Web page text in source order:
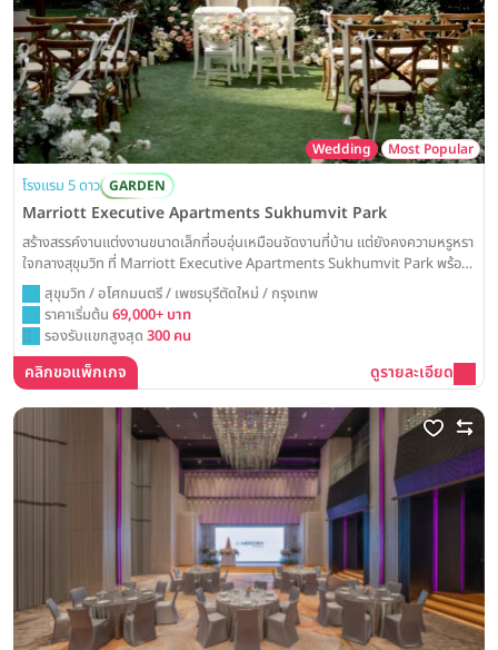
Wedding Most Popular
โรงแรม 5 ดาว GARDEN
Marriott Executive Apartments Sukhumvit Park
สร้างสรรค์งานแต่งงานขนาดเล็กที่อบอุ่นเหมือนจัดงานที่บ้าน แต่ยังคงความหรูหรา
ใจกลางสุขุมวิท ที่ Marriott Executive Apartments Sukhumvit Park พร้อม
มอบความเป็นกันเองและความประทับใจให้แก่แขกคนสำคัญของคุณ
สุขุมวิท / อโศกมนตรี / เพชรบุรีตัดใหม่ / กรุงเทพ
ราคาเริ่มต้น 69,000+ บาท
รองรับแขกสูงสุด 300 คน
คลิกขอแพ็กเกจ ดูรายละเอียด